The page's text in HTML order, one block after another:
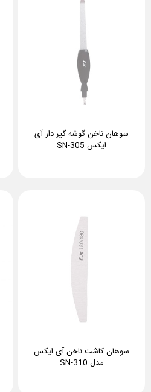
سوهان ناخن گوشه گیر دار آی
ایکس SN-305
سوهان کاشت ناخن آی ایکس
مدل SN-310